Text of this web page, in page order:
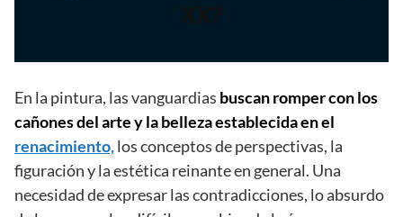
En la pintura, las vanguardias buscan romper con los
cañones del arte y la belleza establecida en el
renacimiento,los conceptos de perspectivas, la
figuración y la estética reinante en general. Una
necesidad de expresar las contradicciones, lo absurdo